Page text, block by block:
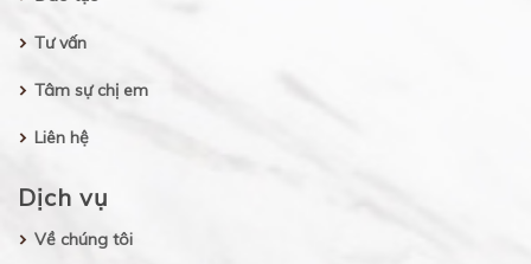
Tư vấn
Tâm sự chị em
Liên hệ
Dịch vụ
Về chúng tôi